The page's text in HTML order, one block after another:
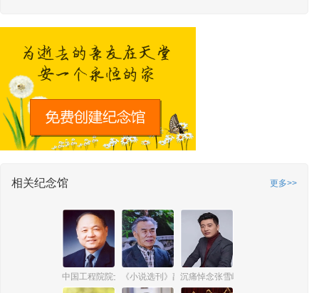
相关纪念馆 更多>>
中国工程院院士、信息技术专家魏正耀
《小说选刊》副主编、原总编辑冯立三
沉痛悼念张雪峰先生